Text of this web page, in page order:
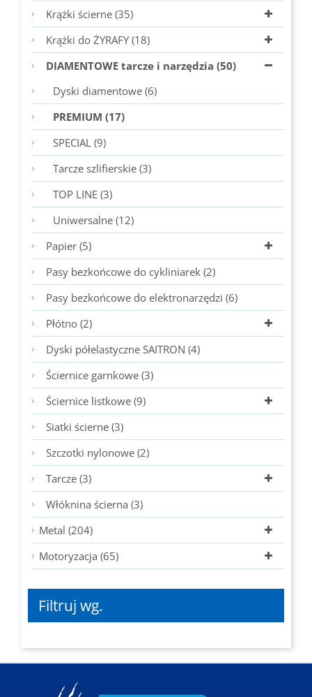
Krążki ścierne (35)
Krążki do ŻYRAFY (18)
DIAMENTOWE tarcze i narzędzia (50)
Dyski diamentowe (6)
PREMIUM (17)
SPECIAL (9)
Tarcze szlifierskie (3)
TOP LINE (3)
Uniwersalne (12)
Papier (5)
Pasy bezkońcowe do cykliniarek (2)
Pasy bezkońcowe do elektronarzędzi (6)
Płótno (2)
Dyski półelastyczne SAITRON (4)
Ściernice garnkowe (3)
Ściernice listkowe (9)
Siatki ścierne (3)
Szczotki nylonowe (2)
Tarcze (3)
Włóknina ścierna (3)
Metal (204)
Motoryzacja (65)
Filtruj wg.